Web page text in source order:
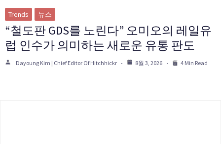
Trends 뉴스
“철도판 GDS를 노린다” 오미오의 레일유
럽 인수가 의미하는 새로운 유통 판도
Dayoung Kim | Chief Editor Of Hitchhickr 8월 3, 2026 4 Min Read